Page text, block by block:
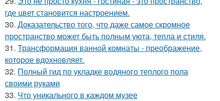
где цвет становится настроением.
30. Доказательство того, что даже самое скромное
пространство может быть полным уюта, тепла и стиля.
31. Трансформация ванной комнаты - преображение,
которое вдохновляет.
32. Полный гид по укладке водяного теплого пола
своими руками
33. Что уникального в каждом музее